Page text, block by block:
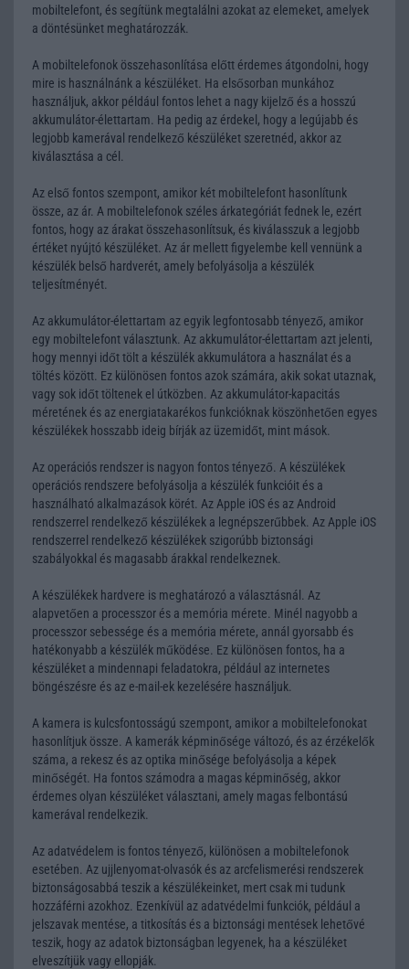
mobiltelefont, és segítünk megtalálni azokat az elemeket, amelyek
a döntésünket meghatározzák.
A mobiltelefonok összehasonlítása előtt érdemes átgondolni, hogy
mire is használnánk a készüléket. Ha elsősorban munkához
használjuk, akkor például fontos lehet a nagy kijelző és a hosszú
akkumulátor-élettartam. Ha pedig az érdekel, hogy a legújabb és
legjobb kamerával rendelkező készüléket szeretnéd, akkor az
kiválasztása a cél.
Az első fontos szempont, amikor két mobiltelefont hasonlítunk
össze, az ár. A mobiltelefonok széles árkategóriát fednek le, ezért
fontos, hogy az árakat összehasonlítsuk, és kiválasszuk a legjobb
értéket nyújtó készüléket. Az ár mellett figyelembe kell vennünk a
készülék belső hardverét, amely befolyásolja a készülék
teljesítményét.
Az akkumulátor-élettartam az egyik legfontosabb tényező, amikor
egy mobiltelefont választunk. Az akkumulátor-élettartam azt jelenti,
hogy mennyi időt tölt a készülék akkumulátora a használat és a
töltés között. Ez különösen fontos azok számára, akik sokat utaznak,
vagy sok időt töltenek el útközben. Az akkumulátor-kapacitás
méretének és az energiatakarékos funkcióknak köszönhetően egyes
készülékek hosszabb ideig bírják az üzemidőt, mint mások.
Az operációs rendszer is nagyon fontos tényező. A készülékek
operációs rendszere befolyásolja a készülék funkcióit és a
használható alkalmazások körét. Az Apple iOS és az Android
rendszerrel rendelkező készülékek a legnépszerűbbek. Az Apple iOS
rendszerrel rendelkező készülékek szigorúbb biztonsági
szabályokkal és magasabb árakkal rendelkeznek.
A készülékek hardvere is meghatározó a választásnál. Az
alapvetően a processzor és a memória mérete. Minél nagyobb a
processzor sebessége és a memória mérete, annál gyorsabb és
hatékonyabb a készülék működése. Ez különösen fontos, ha a
készüléket a mindennapi feladatokra, például az internetes
böngészésre és az e-mail-ek kezelésére használjuk.
A kamera is kulcsfontosságú szempont, amikor a mobiltelefonokat
hasonlítjuk össze. A kamerák képminősége változó, és az érzékelők
száma, a rekesz és az optika minősége befolyásolja a képek
minőségét. Ha fontos számodra a magas képminőség, akkor
érdemes olyan készüléket választani, amely magas felbontású
kamerával rendelkezik.
Az adatvédelem is fontos tényező, különösen a mobiltelefonok
esetében. Az ujjlenyomat-olvasók és az arcfelismerési rendszerek
biztonságosabbá teszik a készülékeinket, mert csak mi tudunk
hozzáférni azokhoz. Ezenkívül az adatvédelmi funkciók, például a
jelszavak mentése, a titkosítás és a biztonsági mentések lehetővé
teszik, hogy az adatok biztonságban legyenek, ha a készüléket
elveszítjük vagy ellopják.